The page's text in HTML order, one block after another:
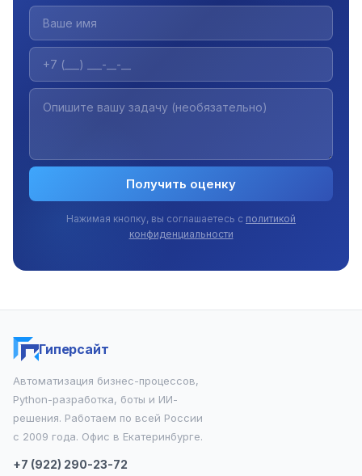
Получить оценку
Нажимая кнопку, вы соглашаетесь с политикой
конфиденциальности
Гиперсайт
Автоматизация бизнес-процессов,
Python-разработка, боты и ИИ-
решения. Работаем по всей России
с 2009 года. Офис в Екатеринбурге.
+7 (922) 290-23-72